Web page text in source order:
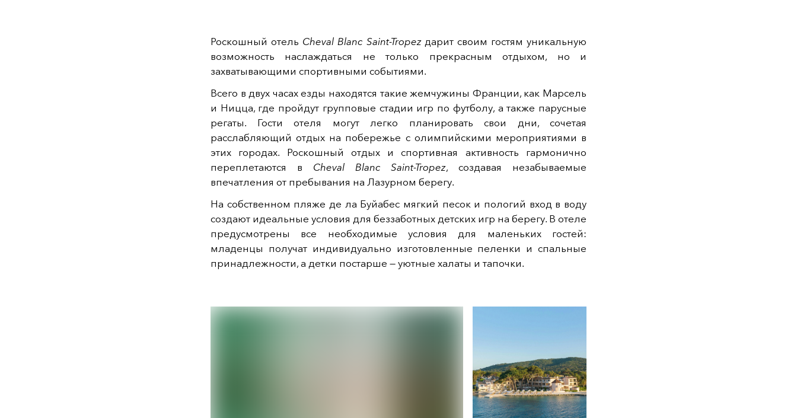
Роскошный отель Cheval Blanc Saint-Tropezдарит своим гостям уникальную
возможность наслаждаться не только прекрасным отдыхом, но и
захватывающими спортивными событиями.
Всего в двух часах езды находятся такие жемчужины Франции, как Марсель
и Ницца, где пройдут групповые стадии игр по футболу, а также парусные
регаты. Гости отеля могут легко планировать свои дни, сочетая
расслабляющий отдых на побережье с олимпийскими мероприятиями в
этих городах. Роскошный отдых и спортивная активность гармонично
переплетаются в Cheval Blanc Saint-Tropez, создавая незабываемые
впечатления от пребывания на Лазурном берегу.
На собственном пляже де ла Буйабес мягкий песок и пологий вход в воду
создают идеальные условия для беззаботных детских игр на берегу. В отеле
предусмотрены все необходимые условия для маленьких гостей:
младенцы получат индивидуально изготовленные пеленки и спальные
принадлежности, а детки постарше — уютные халаты и тапочки.